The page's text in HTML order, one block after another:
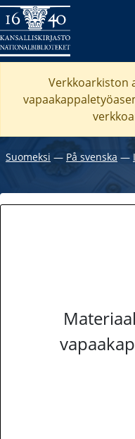
Verkkoarkiston
Suomeksi ― På svenska ―